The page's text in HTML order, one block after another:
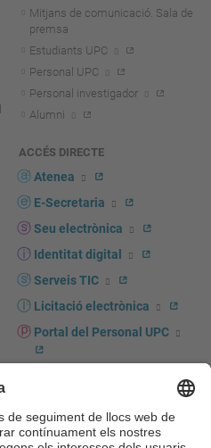
Mitjans de comunicació. Sala de
premsa
Estudiants UPC
Personal UPC
Personal investigador
Alumni
ACCÉS DIRECTE
Atenea
E-Secretaria
Seu electrònica
Identitat digital
Serveis TIC
Licitació electrònica
Portal del Personal UPC
UPCshop, marxandatge